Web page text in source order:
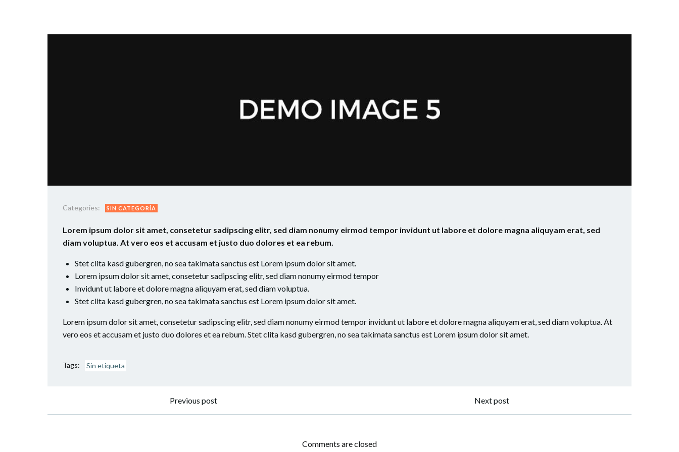
Categories: SIN CATEGORÍA
Lorem ipsum dolor sit amet, consetetur sadipscing elitr, sed diam nonumy eirmod tempor invidunt ut labore et dolore magna aliquyam erat, sed
diam voluptua. At vero eos et accusam et justo duo dolores et ea rebum.
Stet clita kasd gubergren, no sea takimata sanctus est Lorem ipsum dolor sit amet.
Lorem ipsum dolor sit amet, consetetur sadipscing elitr, sed diam nonumy eirmod tempor
Invidunt ut labore et dolore magna aliquyam erat, sed diam voluptua.
Stet clita kasd gubergren, no sea takimata sanctus est Lorem ipsum dolor sit amet.
Lorem ipsum dolor sit amet, consetetur sadipscing elitr, sed diam nonumy eirmod tempor invidunt ut labore et dolore magna aliquyam erat, sed diam voluptua. At
vero eos et accusam et justo duo dolores et ea rebum. Stet clita kasd gubergren, no sea takimata sanctus est Lorem ipsum dolor sit amet.
Tags: Sin etiqueta
Navegación
Previous postNavegación
Next post
Comments are closed